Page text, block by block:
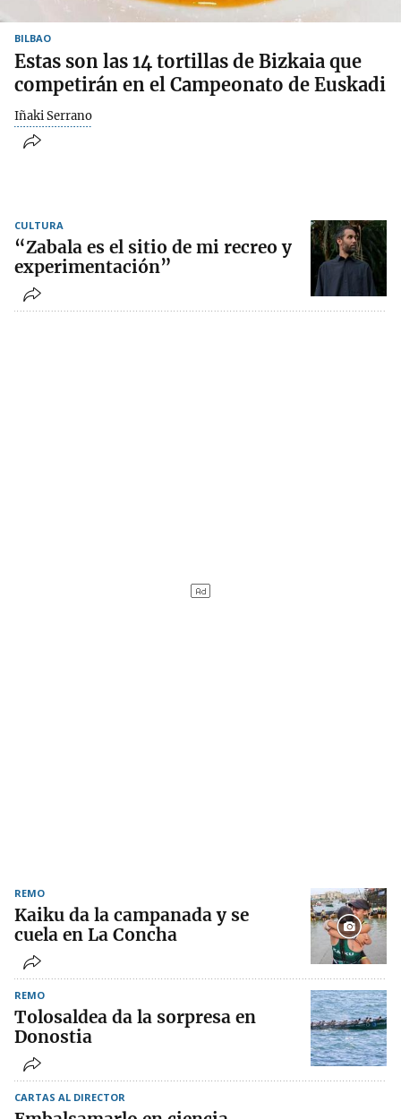
BILBAO
Estas son las 14 tortillas de Bizkaia que
competirán en el Campeonato de Euskadi
Iñaki Serrano
CULTURA
“Zabala es el sitio de mi recreo y
experimentación”
REMO
Kaiku da la campanada y se
cuela en La Concha
REMO
Tolosaldea da la sorpresa en
Donostia
CARTAS AL DIRECTOR